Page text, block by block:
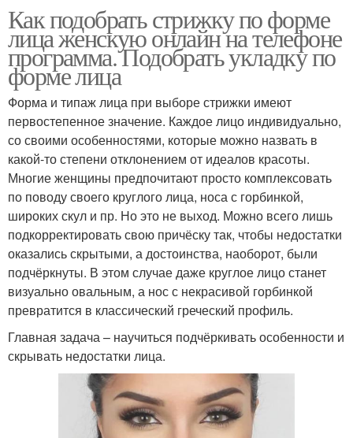
Как подобрать стрижку по форме
лица женскую онлайн на телефоне
программа. Подобрать укладку по
форме лица
Форма и типаж лица при выборе стрижки имеют
первостепенное значение. Каждое лицо индивидуально,
со своими особенностями, которые можно назвать в
какой-то степени отклонением от идеалов красоты.
Многие женщины предпочитают просто комплексовать
по поводу своего круглого лица, носа с горбинкой,
широких скул и пр. Но это не выход. Можно всего лишь
подкорректировать свою причёску так, чтобы недостатки
оказались скрытыми, а достоинства, наоборот, были
подчёркнуты. В этом случае даже круглое лицо станет
визуально овальным, а нос с некрасивой горбинкой
превратится в классический греческий профиль.
Главная задача – научиться подчёркивать особенности и
скрывать недостатки лица.